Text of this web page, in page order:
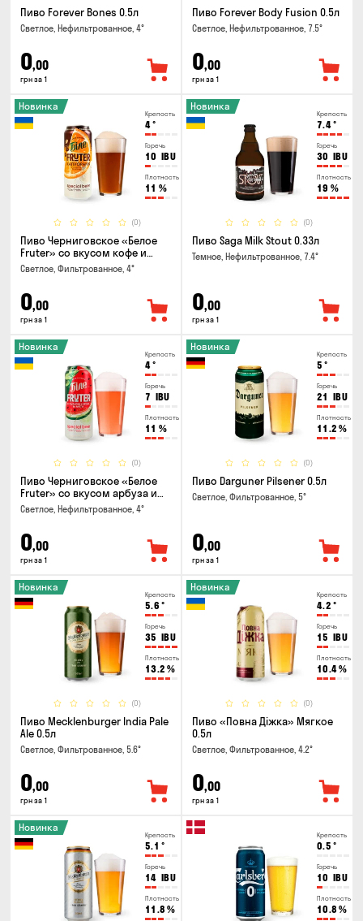
Пиво Forever Bones 0.5л
Светлое, Нефильтрованное, 4°
0,00
грн за 1
Пиво Forever Body Fusion 0.5л
Светлое, Нефильтрованное, 7.5°
0,00
грн за 1
Крепость
4°
Горечь
10 IBU
Плотность
11 %
(0)
Новинка
Пиво Черниговское «Белое
Fruter» со вкусом кофе и
апельсина 0.5 л
Светлое, Фильтрованное, 4°
0,00
грн за 1
Крепость
7.4°
Горечь
30 IBU
Плотность
19 %
(0)
Новинка
Пиво Saga Milk Stout 0.33л
Темное, Нефильтрованное, 7.4°
0,00
грн за 1
Крепость
4°
Горечь
7 IBU
Плотность
11 %
(0)
Новинка
Пиво Черниговское «Белое
Fruter» со вкусом арбуза и
мяты 0.5л
Светлое, Нефильтрованное, 4°
0,00
грн за 1
Крепость
5 °
Горечь
21 IBU
Плотность
11.2 %
(0)
Новинка
Пиво Darguner Pilsener 0.5л
Светлое, Фильтрованное, 5°
0,00
грн за 1
Крепость
5.6 °
Горечь
35 IBU
Плотность
13.2 %
(0)
Новинка
Пиво Mecklenburger India Pale
Ale 0.5л
Светлое, Фильтрованное, 5.6°
0,00
грн за 1
Крепость
4.2 °
Горечь
15 IBU
Плотность
10.4%
(0)
Новинка
Пиво «Повна Діжка» Мягкое
0.5л
Светлое, Фильтрованное, 4.2°
0,00
грн за 1
Крепость
5.1 °
Горечь
14 IBU
Плотность
11.8 %
Новинка
Крепость
0.5 °
Горечь
10 IBU
Плотность
10.8 %